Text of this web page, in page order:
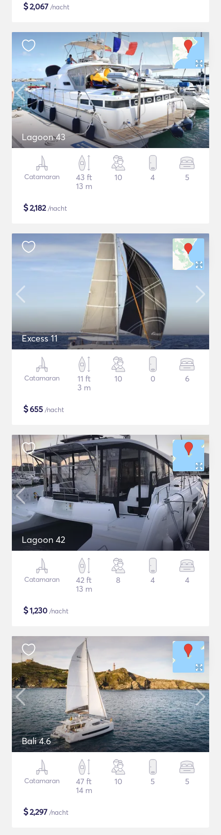
$2,067 /nacht
Lagoon 43
Catamaran
43 ft
13 m
10 4 5
$2,182/nacht
Excess 11
Catamaran
11 ft
3 m
10 0 6
$655 /nacht
Lagoon 42
Catamaran
42 ft
13 m
8 4 4
$1,230 /nacht
Bali 4.6
Catamaran
47 ft
14 m
10 5 5
$2,297 /nacht